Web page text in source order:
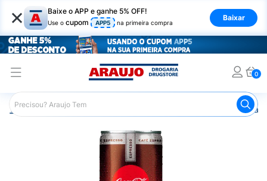
× Baixe o APP e ganhe 5% OFF!
Use o cupom APP5 na primeira compra
Baixar
0
Araujo Mercado